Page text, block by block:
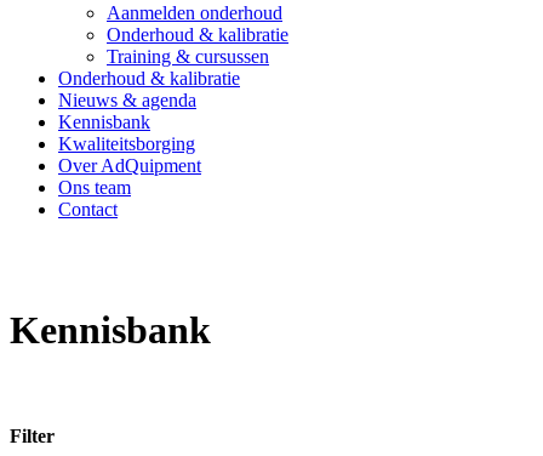
Aanmelden onderhoud
Onderhoud & kalibratie
Training & cursussen
Onderhoud & kalibratie
Nieuws & agenda
Kennisbank
Kwaliteitsborging
Over AdQuipment
Ons team
Contact
Kennisbank
Filter